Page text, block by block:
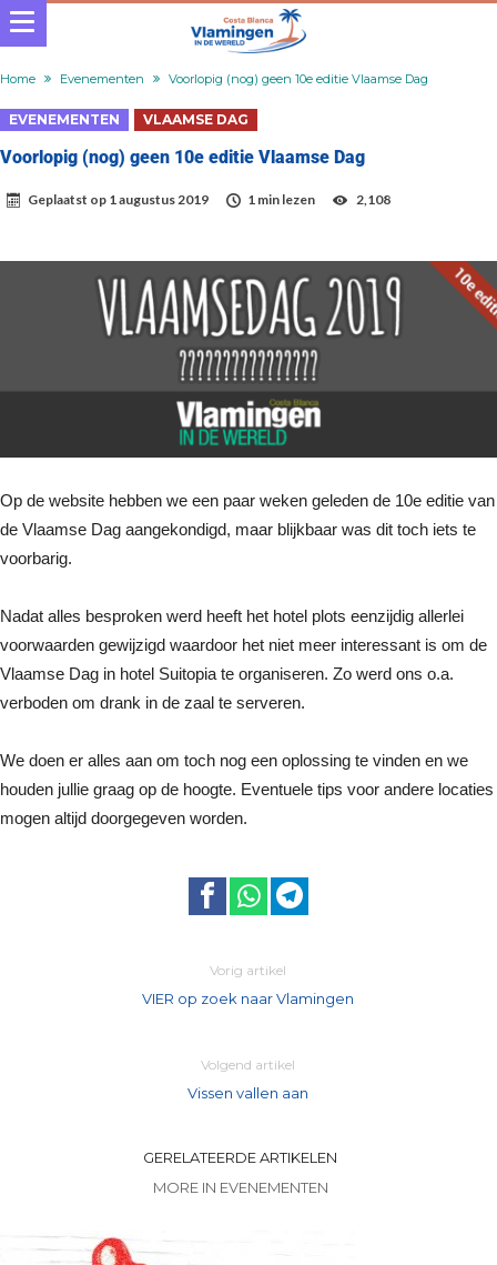
Home Evenementen Voorlopig (nog) geen 10e editie Vlaamse Dag
EVENEMENTEN VLAAMSE DAG
Voorlopig (nog) geen 10e editie Vlaamse Dag
Geplaatst op 1 augustus 2019 1 min lezen 2,108
Op de website hebben we een paar weken geleden de 10e editie van
de Vlaamse Dag aangekondigd, maar blijkbaar was dit toch iets te
voorbarig.
Nadat alles besproken werd heeft het hotel plots eenzijdig allerlei
voorwaarden gewijzigd waardoor het niet meer interessant is om de
Vlaamse Dag in hotel Suitopia te organiseren. Zo werd ons o.a.
verboden om drank in de zaal te serveren.
We doen er alles aan om toch nog een oplossing te vinden en we
houden jullie graag op de hoogte. Eventuele tips voor andere locaties
mogen altijd doorgegeven worden.
Vorig artikel
VIER op zoek naar Vlamingen
Volgend artikel
Vissen vallen aan
GERELATEERDE ARTIKELEN
MORE IN EVENEMENTEN